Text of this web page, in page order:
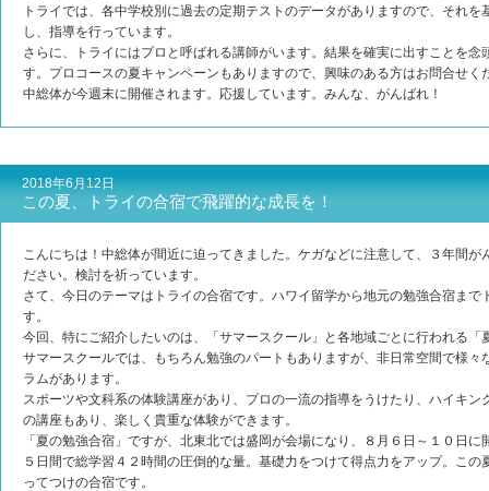
トライでは、各中学校別に過去の定期テストのデータがありますので、それ
し、指導を行っています。
さらに、トライにはプロと呼ばれる講師がいます。結果を確実に出すことを
す。プロコースの夏キャンペーンもありますので、興味のある方はお問合せく
中総体が今週末に開催されます。応援しています。みんな、がんばれ！
2018年6月12日
この夏、トライの合宿で飛躍的な成長を！
こんにちは！中総体が間近に迫ってきました。ケガなどに注意して、３年間
ださい。検討を祈っています。
さて、今日のテーマはトライの合宿です。ハワイ留学から地元の勉強合宿ま
す。
今回、特にご紹介したいのは、「サマースクール」と各地域ごとに行われる「
サマースクールでは、もちろん勉強のパートもありますが、非日常空間で様
ラムがあります。
スポーツや文科系の体験講座があり、プロの一流の指導をうけたり、ハイキ
の講座もあり、楽しく貴重な体験ができます。
「夏の勉強合宿」ですが、北東北では盛岡が会場になり、８月６日～１０日に
５日間で総学習４２時間の圧倒的な量。基礎力をつけて得点力をアップ。こ
ってつけの合宿です。